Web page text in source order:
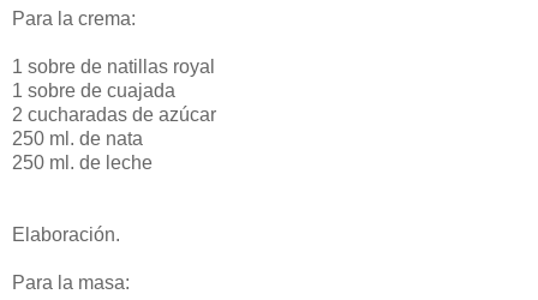
Para la crema:
1 sobre de natillas royal
1 sobre de cuajada
2 cucharadas de azúcar
250 ml. de nata
250 ml. de leche
Elaboración.
Para la masa: